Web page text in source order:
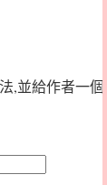
,並給作者一個